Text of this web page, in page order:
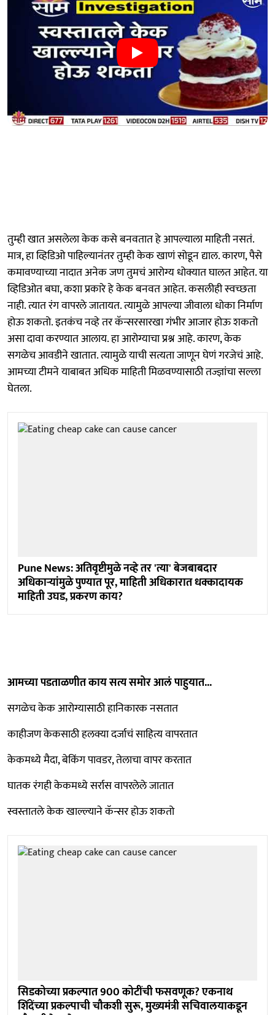
तुम्ही खात असलेला केक कसे बनवतात हे आपल्याला माहिती नसतं.
मात्र, हा व्हिडिओ पाहिल्यानंतर तुम्ही केक खाणं सोडून द्याल. कारण, पैसे
कमावण्याच्या नादात अनेक जण तुमचं आरोग्य धोक्यात घालत आहेत. या
व्हिडिओत बघा, कशा प्रकारे हे केक बनवत आहेत. कसलीही स्वच्छता
नाही. त्यात रंग वापरले जातायत. त्यामुळे आपल्या जीवाला धोका निर्माण
होऊ शकतो. इतकंच नव्हे तर कॅन्सरसारखा गंभीर आजार होऊ शकतो
असा दावा करण्यात आलाय. हा आरोग्याचा प्रश्न आहे. कारण, केक
सगळेच आवडीने खातात. त्यामुळे याची सत्यता जाणून घेणं गरजेचं आहे.
आमच्या टीमने याबाबत अधिक माहिती मिळवण्यासाठी तज्ज्ञांचा सल्ला
घेतला.
Pune News: अतिवृष्टीमुळे नव्हे तर 'त्या' बेजबाबदार
अधिकाऱ्यांमुळे पुण्यात पूर, माहिती अधिकारात धक्कादायक
माहिती उघड, प्रकरण काय?
आमच्या पडताळणीत काय सत्य समोर आलं पाहुयात...
सगळेच केक आरोग्यासाठी हानिकारक नसतात
काहीजण केकसाठी हलक्या दर्जाचं साहित्य वापरतात
केकमध्ये मैदा, बेकिंग पावडर, तेलाचा वापर करतात
घातक रंगही केकमध्ये सर्रास वापरलेले जातात
स्वस्तातले केक खाल्ल्याने कॅन्सर होऊ शकतो
सिडकोच्या प्रकल्पात 900 कोटींची फसवणूक? एकनाथ
शिंदेंच्या प्रकल्पाची चौकशी सुरू, मुख्यमंत्री सचिवालयाकडून